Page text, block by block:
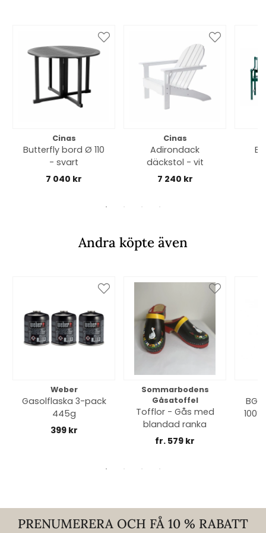
Cinas
Butterfly bord Ø 110
- svart
7 040 kr
Cinas
Adirondack
däckstol - vit
7 240 kr
Andra köpte även
Weber
Gasolflaska 3-pack
445g
399 kr
Sommarbodens
Gåsatoffel
Tofflor - Gås med
blandad ranka
fr. 579 kr
PRENUMERERA OCH FÅ 10 % RABATT